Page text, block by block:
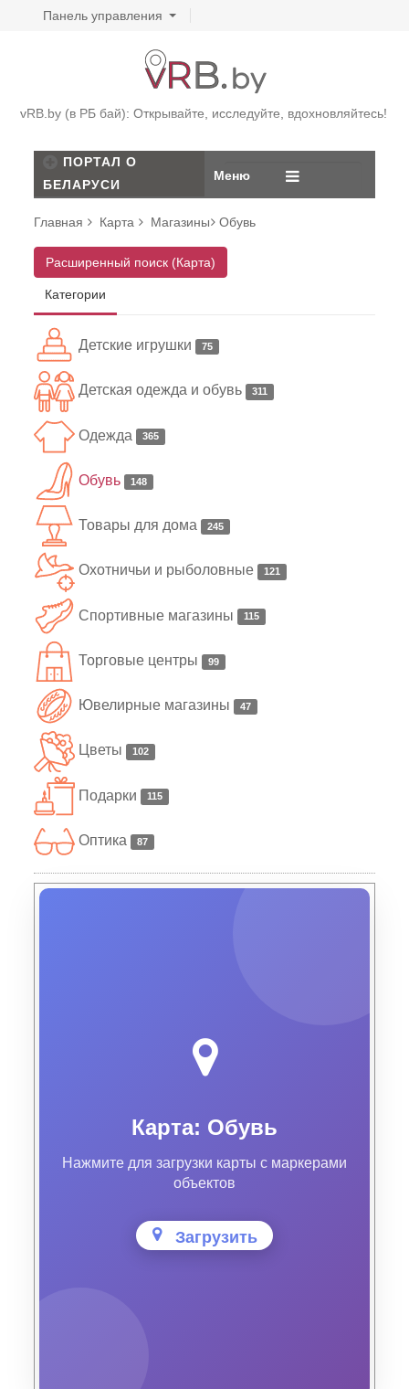
Панель управления
vRB.by (в РБ бай): Открывайте, исследуйте, вдохновляйтесь!
ПОРТАЛ О
БЕЛАРУСИ
Меню
Главная Карта Магазины Обувь
Расширенный поиск (Карта)
Категории
Детские игрушки 75
Детская одежда и обувь 311
Одежда 365
Обувь 148
Товары для дома 245
Охотничьи и рыболовные 121
Спортивные магазины 115
Торговые центры 99
Ювелирные магазины 47
Цветы 102
Подарки 115
Оптика 87
Карта: Обувь
Нажмите для загрузки карты с маркерами
объектов
Загрузить